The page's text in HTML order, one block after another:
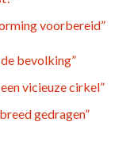
voorbereid”
bevolking”
vicieuze cirkel”
gedragen”